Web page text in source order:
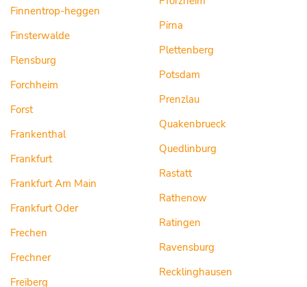
Finnentrop-heggen
Finsterwalde
Flensburg
Forchheim
Forst
Frankenthal
Frankfurt
Frankfurt Am Main
Frankfurt Oder
Frechen
Frechner
Freiberg
Pirna
Plettenberg
Potsdam
Prenzlau
Quakenbrueck
Quedlinburg
Rastatt
Rathenow
Ratingen
Ravensburg
Recklinghausen